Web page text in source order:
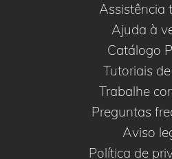
Assistência
Ajuda à
Catálogo
Tutoriais
Trabalhe
Preguntas
Aviso
Política de